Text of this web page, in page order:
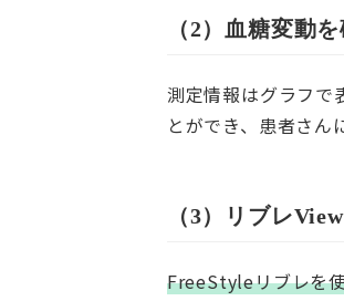
（2）血糖変動
測定情報はグラフで
とができ、患者さん
（3）リブレ
FreeStyleリブレを